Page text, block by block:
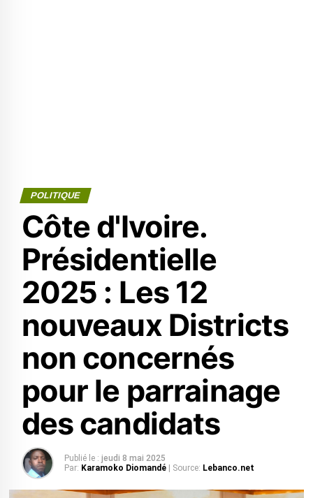
POLITIQUE
Côte d'Ivoire.
Présidentielle
2025 : Les 12
nouveaux Districts
non concernés
pour le parrainage
des candidats
Publié le : jeudi 8 mai 2025
Par: Karamoko Diomandé | Source: Lebanco.net